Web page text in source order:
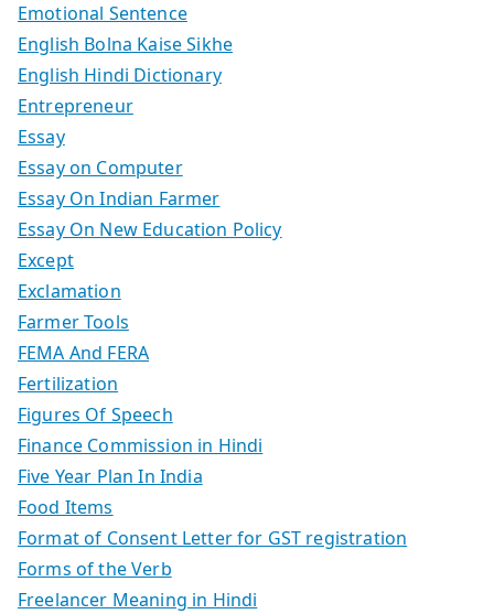
Emotional Sentence
English Bolna Kaise Sikhe
English Hindi Dictionary
Entrepreneur
Essay
Essay on Computer
Essay On Indian Farmer
Essay On New Education Policy
Except
Exclamation
Farmer Tools
FEMA And FERA
Fertilization
Figures Of Speech
Finance Commission in Hindi
Five Year Plan In India
Food Items
Format of Consent Letter for GST registration
Forms of the Verb
Freelancer Meaning in Hindi